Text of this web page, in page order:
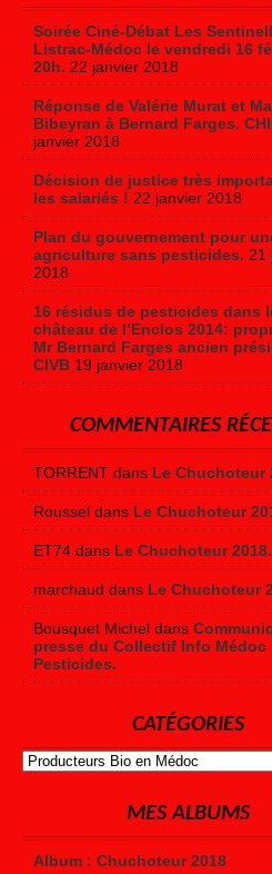
Soirée Ciné-Débat Les
Listrac-Médoc le vendredi 16
20h. 22 janvier 2018
Réponse de Valérie Murat et
Bibeyran à Bernard Farges.
janvier 2018
Décision de justice très
les salariés ! 22 janvier 2018
Plan du gouvernement pour
agriculture sans pesticides. 21
2018
16 résidus de pesticides dans
château de l’Enclos 2014:
Mr Bernard Farges ancien
CIVB 19 janvier 2018
COMMENTAIRES
TORRENT dans Le Chuchoteur
Roussel dans Le Chuchoteur
ET74 dans Le Chuchoteur 2018.
marchaud dans Le Chuchoteur
Bousquet Michel dans
presse du Collectif Info Médoc
Pesticides.
CATÉGORIES
MES ALBUMS
Album : Chuchoteur 2018